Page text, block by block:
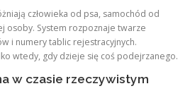
człowieka od psa, samochód od
osoby. System rozpoznaje twarze
i numery tablic rejestracyjnych.
wtedy, gdy dzieje się coś podejrzanego.
w czasie rzeczywistym